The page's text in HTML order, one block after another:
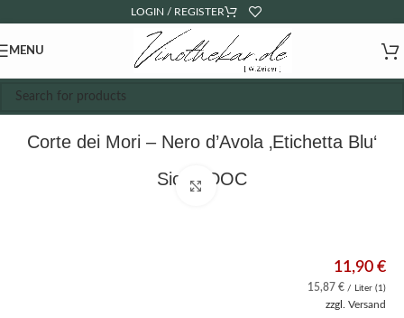
LOGIN / REGISTER
MENU
Corte dei Mori – Nero d’Avola ‚Etichetta Blu‘
Sicilia DOCClick to enlarge
11,90 €
15,87 € / Liter (1)
zzgl. Versand